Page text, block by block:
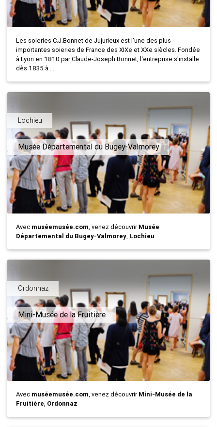
Les soieries C.J.Bonnet de Jujurieux est l'une des plus
importantes soieries de France des XIXe et XXe siècles. Fondée
à Lyon en 1810 par Claude-Joseph Bonnet, l'entreprise s'installe
dès 1835 à ...
Lochieu
Musée Départemental du Bugey-Valmorey
Avec muséemusée.com, venez découvrirMusée
Départemental du Bugey-Valmorey, Lochieu
Ordonnaz
Mini-Musée de la Fruitière
Avec muséemusée.com, venez découvrirMini-Musée de la
Fruitière, Ordonnaz